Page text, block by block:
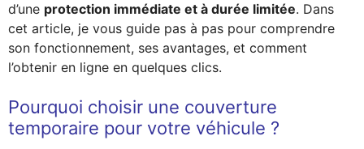
d’une protection immédiate et à durée limitée. Dans
cet article, je vous guide pas à pas pour comprendre
son fonctionnement, ses avantages, et comment
l’obtenir en ligne en quelques clics.
Pourquoi choisir une couverture
temporaire pour votre véhicule ?